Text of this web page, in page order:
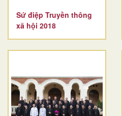
Sứ điệp Truyền thông
xã hội 2018